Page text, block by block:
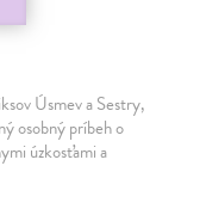
Úsmev a Sestry,
osobný príbeh o
úzkosťami a